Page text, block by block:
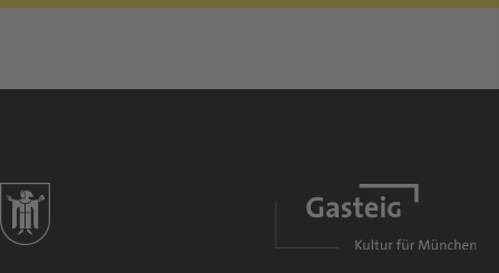
zur Website der Landeshauptstadt München